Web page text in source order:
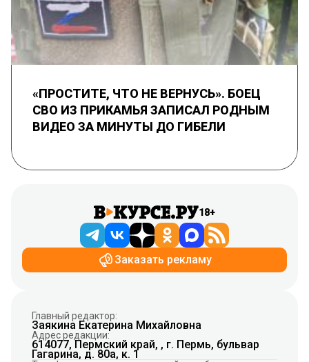
«ПРОСТИТЕ, ЧТО НЕ ВЕРНУСЬ». БОЕЦ
СВО ИЗ ПРИКАМЬЯ ЗАПИСАЛ РОДНЫМ
ВИДЕО ЗА МИНУТЫ ДО ГИБЕЛИ
18+
Заказать рекламу
Главный редактор:
Заякина Екатерина Михайловна
Адрес редакции:
614077, Пермский край, , г. Пермь, бульвар
Гагарина, д. 80а, к. 1